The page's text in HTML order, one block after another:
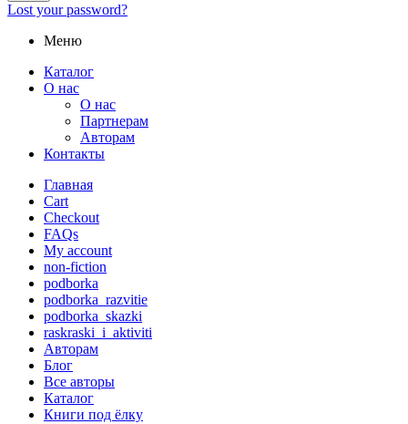
Lost your password?
Меню
Каталог
О нас
О нас
Партнерам
Авторам
Контакты
Главная
Cart
Checkout
FAQs
My account
non-fiction
podborka
podborka_razvitie
podborka_skazki
raskraski_i_aktiviti
Авторам
Блог
Все авторы
Каталог
Книги под ёлку